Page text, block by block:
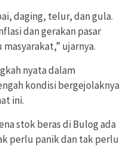
daging, telur, dan gula.
dan gerakan pasar
ujarnya.
nyata dalam
kondisi bergejolaknya
ini.
stok beras di Bulog ada
perlu panik dan tak perlu